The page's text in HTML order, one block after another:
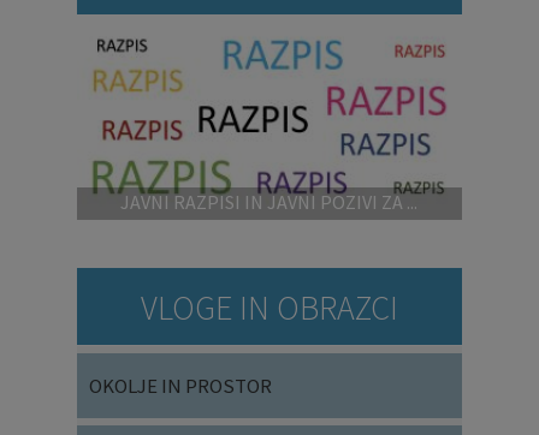
JAVNI RAZPISI IN JAVNI POZIVI ZA ...
VLOGE IN OBRAZCI
OKOLJE IN PROSTOR